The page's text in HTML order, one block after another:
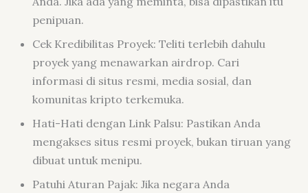
penipuan.
Cek Kredibilitas Proyek: Teliti terlebih dahulu
proyek yang menawarkan airdrop. Cari
informasi di situs resmi, media sosial, dan
komunitas kripto terkemuka.
Hati-Hati dengan Link Palsu: Pastikan Anda
mengakses situs resmi proyek, bukan tiruan yang
dibuat untuk menipu.
Patuhi Aturan Pajak: Jika negara Anda